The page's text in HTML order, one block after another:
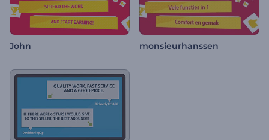
John monsieurhanssen